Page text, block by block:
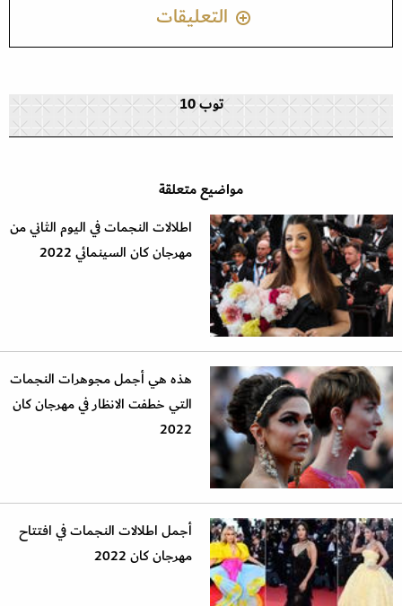
التعليقات
توب 10
مواضيع متعلقة
اطلالات النجمات في اليوم الثاني من
مهرجان كان السينمائي 2022
هذه هي أجمل مجوهرات النجمات
التي خطفت الانظار في مهرجان كان
2022
أجمل اطلالات النجمات في افتتاح
مهرجان كان 2022